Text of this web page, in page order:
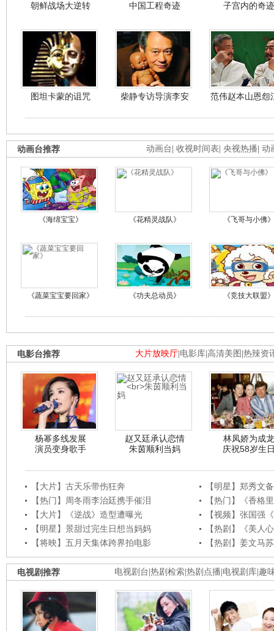
朝鲜战场大逆转 中国工程奇迹 子宫内的奇迹
图坦卡蒙的诅咒 柴静专访导演李安 范伟赵本山恩怨
动画台 收视时间表 央视热播 动
动画台推荐
《海绵宝宝》 《花精灵战队》 《飞哥与小佛》
《蔬菜宝宝要回家》 《功夫总动员》 《竞技大联盟》
大片放映厅 电影库 高清美图 热辣资
电影台推荐
杨幂多线发展
演员变身歌手
赵又廷承认恋情
朱茵顺利当妈
林凤娇为成龙
庆祝58岁生
【大片】古天乐带伤狂奔
【明星】郑秀文
【热门】周冬雨李治廷携手催泪
【热门】《香格
【大片】《逆战》造型遭曝光
【视频】张国强
【明星】景甜过完生日想当妈妈
【热剧】《美人
【将映】五月天集体跨界拍电影
【热剧】姜文马
电视剧台 热剧检索 热剧点播 电视剧库 趣
电视剧推荐